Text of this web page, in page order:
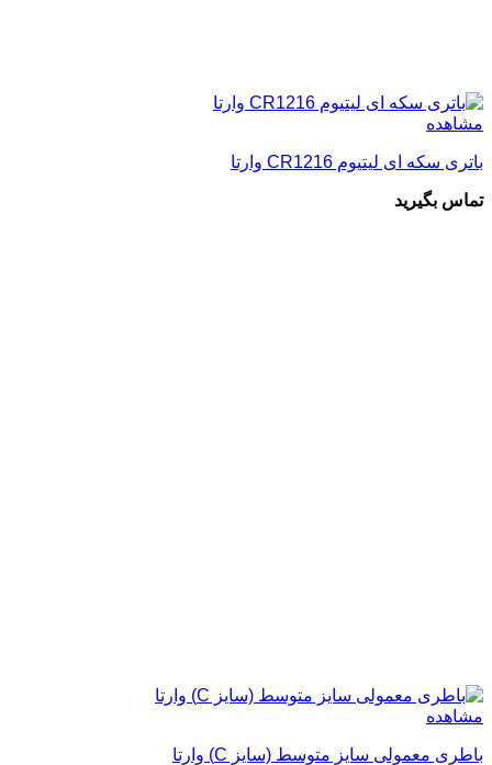
مشاهده
باتری سکه ای لیتیوم CR1216 وارتا
تماس بگیرید
مشاهده
باطری معمولی سایز متوسط (سایز C) وارتا